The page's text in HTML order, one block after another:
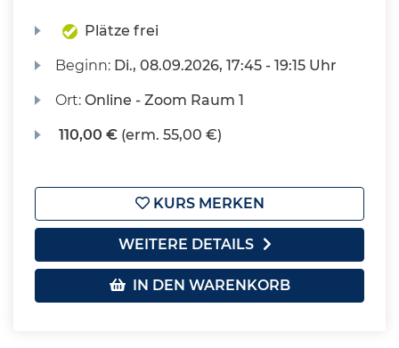
Plätze frei
Beginn: Di., 08.09.2026, 17:45 - 19:15 Uhr
Ort:Online - Zoom Raum 1
110,00 € (erm. 55,00 €)
KURS MERKEN
WEITERE DETAILS
IN DEN WARENKORB